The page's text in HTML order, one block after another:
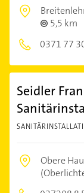
5,5 km
0371 77
Seidler
Obere